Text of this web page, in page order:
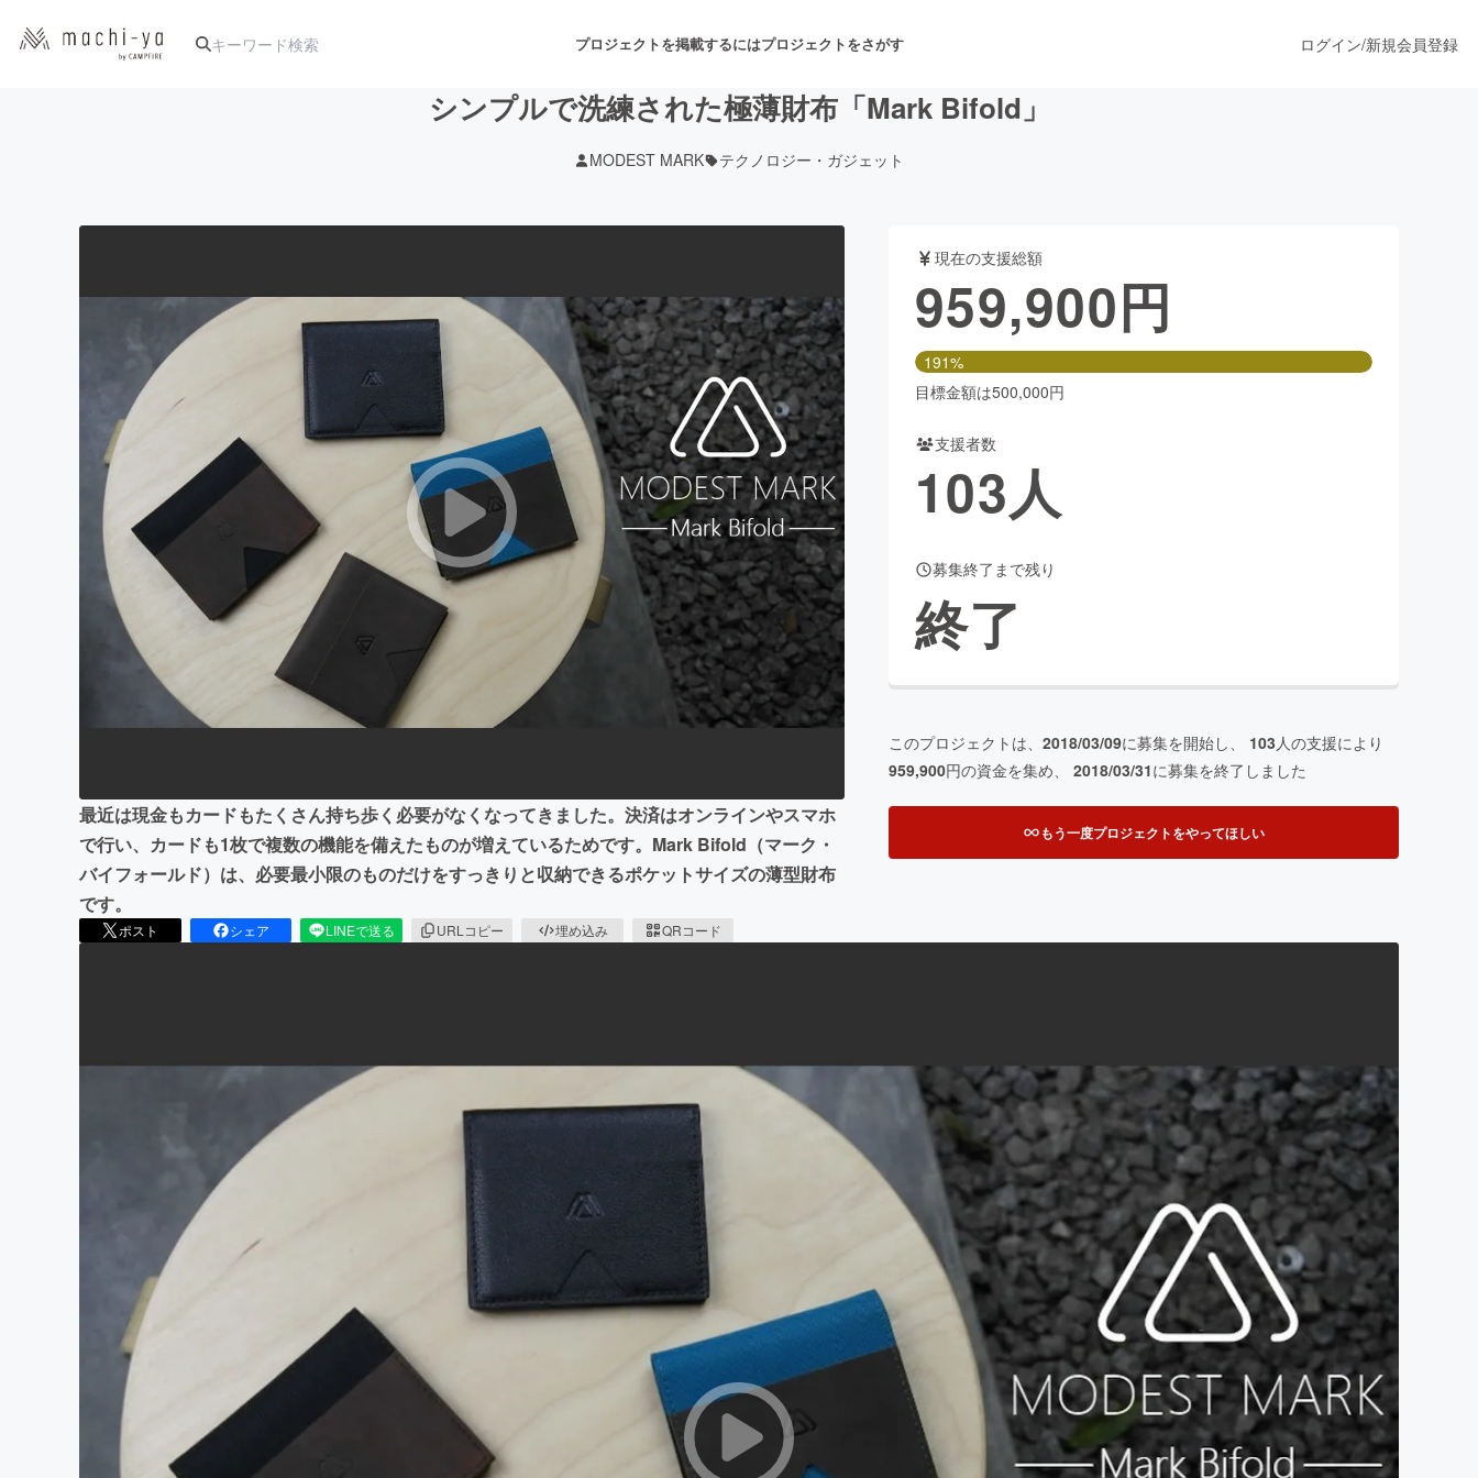
プロジェクトを掲載するにはプロジェクトをさがす
舞台・パフォーマンス
テクノロジー・ガジェット ゲーム・サービス開発 フード・飲食店 ファッション
書籍・雑誌出版 アニメ・漫画
ビジネス・起業 チャレンジ ビューティー・ヘルスケア
まちづくり・地域活性化
CAMPFIRE for Social GoodCAMPFIRE Creation
CAMPFIREふるさと納税 machi-yaコミュニティ
ログイン/新規会員登録
シンプルで洗練された極薄財布「Mark Bifold」
MODEST MARK テクノロジー・ガジェット
最近は現金もカードもたくさん持ち歩く必要がなくなってきました。決済はオンラインやスマホ
で行い、カードも1枚で複数の機能を備えたものが増えているためです。Mark Bifold（マーク・
バイフォールド）は、必要最小限のものだけをすっきりと収納できるポケットサイズの薄型財布
です。
ポスト シェア LINEで送る URLコピー 埋め込み QRコード
現在の支援総額
959,900円
191%
目標金額は500,000円
支援者数
103人
募集終了まで残り
終了
このプロジェクトは、 2018/03/09に募集を開始し、 103人の支援により
959,900円の資金を集め、 2018/03/31に募集を終了しました
もう一度プロジェクトをやってほしい